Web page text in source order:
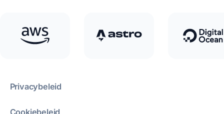
Privacybeleid
Cookiebeleid